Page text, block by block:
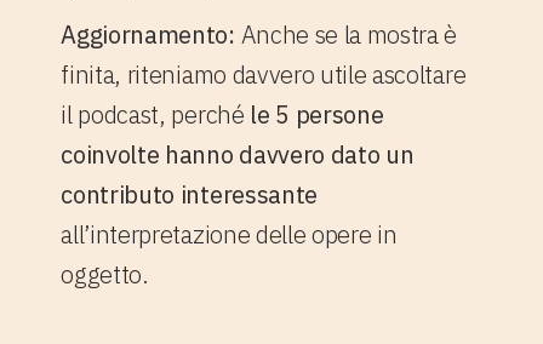
Aggiornamento: Anche se la mostra è
finita, riteniamo davvero utile ascoltare
il podcast, perché le 5 persone
coinvolte hanno davvero dato un
contributo interessante
all’interpretazione delle opere in
oggetto.